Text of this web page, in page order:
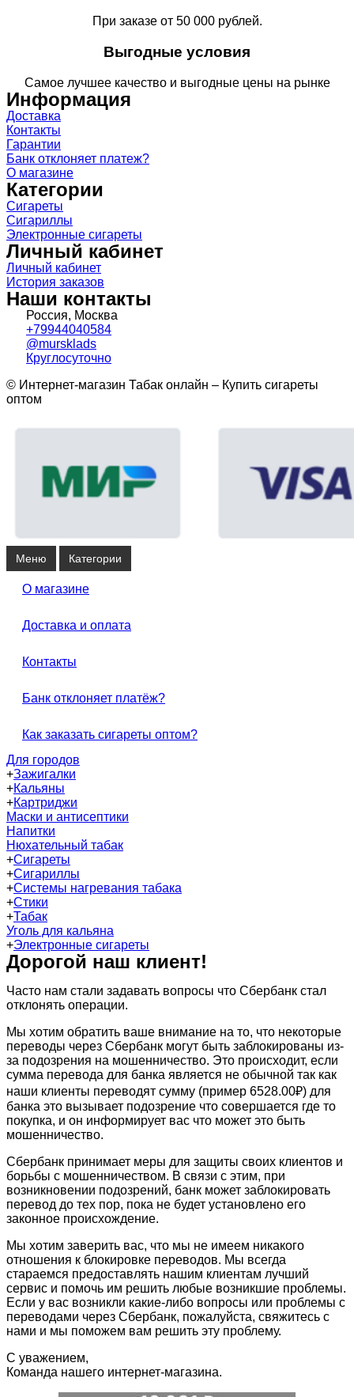
При заказе от 50 000 рублей.
Выгодные условия
Самое лучшее качество и выгодные цены на рынке
Информация
Доставка
Контакты
Гарантии
Банк отклоняет платеж?
О магазине
Категории
Сигареты
Сигариллы
Электронные сигареты
Личный кабинет
Личный кабинет
История заказов
Наши контакты
Россия, Москва
+79944040584
@mursklads
Круглосуточно
© Интернет-магазин Табак онлайн – Купить сигареты
оптом
Меню Категории
О магазине
Доставка и оплата
Контакты
Банк отклоняет платёж?
Как заказать сигареты оптом?
Для городов
+Зажигалки
+Кальяны
+Картриджи
Маски и антисептики
Напитки
Нюхательный табак
+Сигареты
+Сигариллы
+Системы нагревания табака
+Стики
+Табак
Уголь для кальяна
+Электронные сигареты
Дорогой наш клиент!
Часто нам стали задавать вопросы что Сбербанк стал
отклонять операции.
Мы хотим обратить ваше внимание на то, что некоторые
переводы через Сбербанк могут быть заблокированы из-
за подозрения на мошенничество. Это происходит, если
сумма перевода для банка является не обычной так как
наши клиенты переводят сумму (пример 6528.00₽) для
банка это вызывает подозрение что совершается где то
покупка, и он информирует вас что может это быть
мошенничество.
Сбербанк принимает меры для защиты своих клиентов и
борьбы с мошенничеством. В связи с этим, при
возникновении подозрений, банк может заблокировать
перевод до тех пор, пока не будет установлено его
законное происхождение.
Мы хотим заверить вас, что мы не имеем никакого
отношения к блокировке переводов. Мы всегда
стараемся предоставлять нашим клиентам лучший
сервис и помочь им решить любые возникшие проблемы.
Если у вас возникли какие-либо вопросы или проблемы с
переводами через Сбербанк, пожалуйста, свяжитесь с
нами и мы поможем вам решить эту проблему.
С уважением,
Команда нашего интернет-магазина.